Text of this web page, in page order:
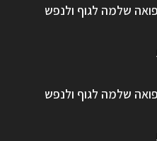
שלמה לגוף ולנפש
שלמה לגוף ולנפש